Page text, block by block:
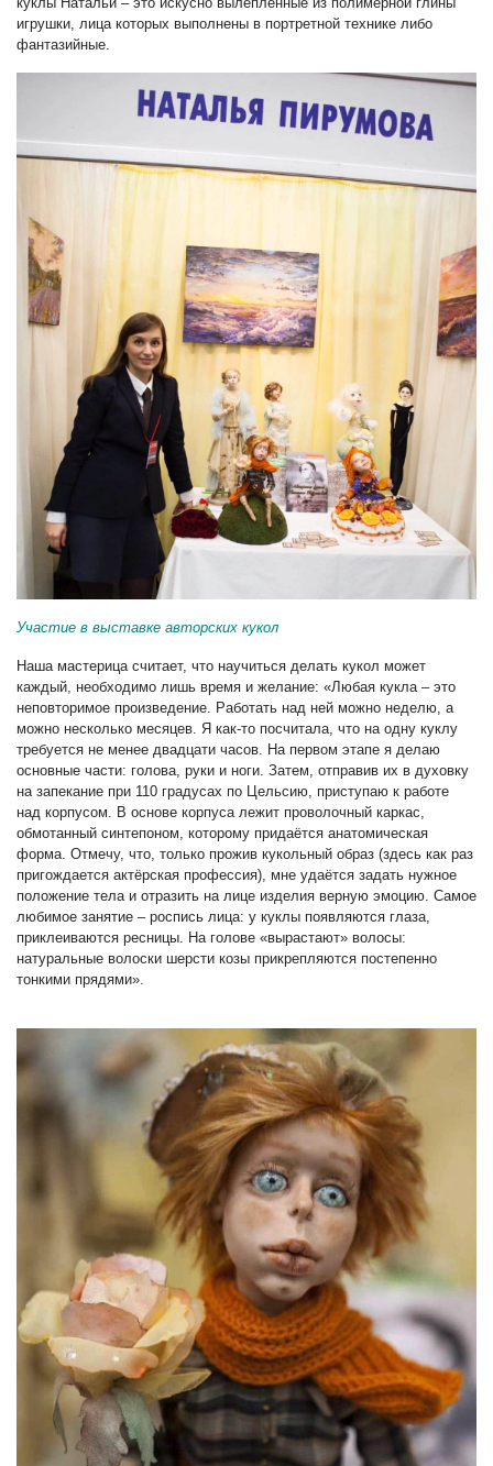
игрушки, лица которых выполнены в портретной технике либо
фантазийные.
Участие в выставке авторских кукол
Наша мастерица считает, что научиться делать кукол может
каждый, необходимо лишь время и желание: «Любая кукла – это
неповторимое произведение. Работать над ней можно неделю, а
можно несколько месяцев. Я как-то посчитала, что на одну куклу
требуется не менее двадцати часов. На первом этапе я делаю
основные части: голова, руки и ноги. Затем, отправив их в духовку
на запекание при 110 градусах по Цельсию, приступаю к работе
над корпусом. В основе корпуса лежит проволочный каркас,
обмотанный синтепоном, которому придаётся анатомическая
форма. Отмечу, что, только прожив кукольный образ (здесь как раз
пригождается актёрская профессия), мне удаётся задать нужное
положение тела и отразить на лице изделия верную эмоцию. Самое
любимое занятие – роспись лица: у куклы появляются глаза,
приклеиваются ресницы. На голове «вырастают» волосы:
натуральные волоски шерсти козы прикрепляются постепенно
тонкими прядями».